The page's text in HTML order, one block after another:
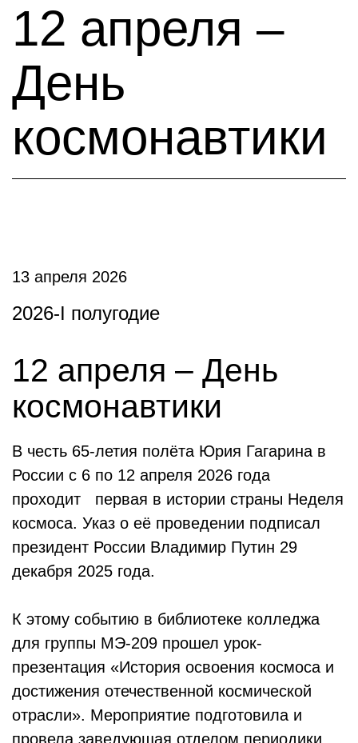
12 апреля –
День
космонавтики
13 апреля 2026
2026-I полугодие
12 апреля – День
космонавтики
В честь 65-летия полёта Юрия Гагарина в
России с 6 по 12 апреля 2026 года
проходит первая в истории страны Неделя
космоса. Указ о её проведении подписал
президент России Владимир Путин 29
декабря 2025 года.
К этому событию в библиотеке колледжа
для группы МЭ-209 прошел урок-
презентация «История освоения космоса и
достижения отечественной космической
отрасли». Мероприятие подготовила и
провела заведующая отделом периодики